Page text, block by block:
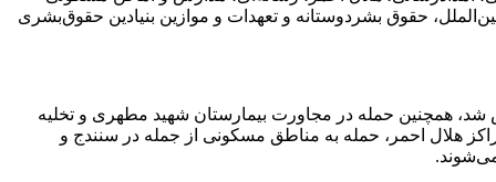
حقوق بشردوستانه و تعهدات و موازین بنیادین حقوق‌بشری
همچنین حمله در مجاورت بیمارستان شهید مطهری و تخلیه
هلال احمر، حمله به مناطق مسکونی از جمله در سنندج و